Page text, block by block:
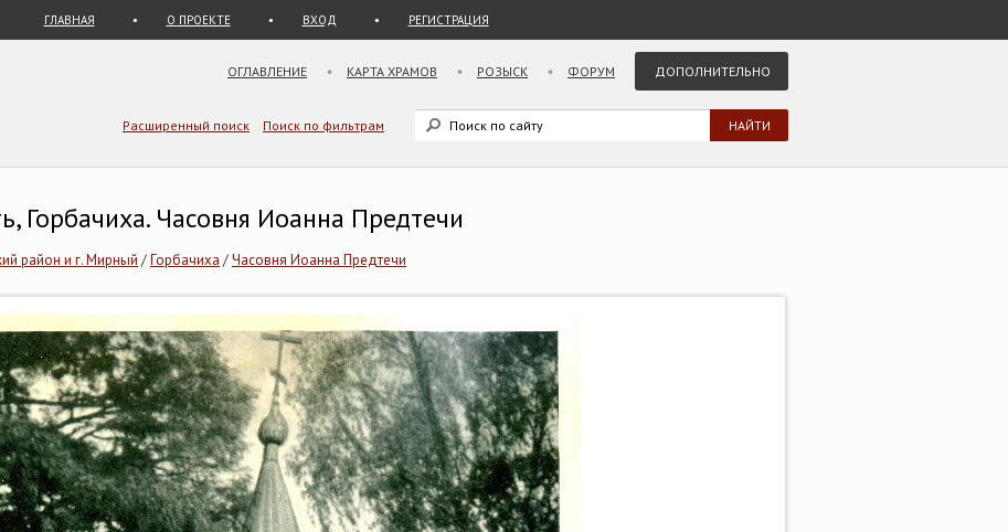
ГЛАВНАЯ О ПРОЕКТЕ ВХОД РЕГИСТРАЦИЯ
ОГЛАВЛЕНИЕ КАРТА ХРАМОВ РОЗЫСК ФОРУМ ДОПОЛНИТЕЛЬНО
Расширенный поиск Поиск по фильтрам
Горбачиха. Часовня Иоанна Предтечи
район и г. Мирный /Горбачиха /Часовня Иоанна Предтечи